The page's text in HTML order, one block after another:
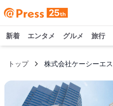
新着 エンタメ グルメ 旅行
トップ 株式会社ケーシーエス